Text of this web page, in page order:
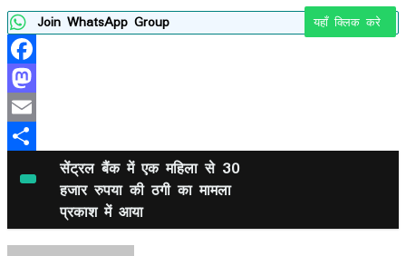
Join WhatsApp Group यहाँ क्लिक करे
Facebook
Mastodon
Email
सेंट्रल बैंक में एक महिला से 30
हजार रुपया की ठगी का मामला
प्रकाश में आया